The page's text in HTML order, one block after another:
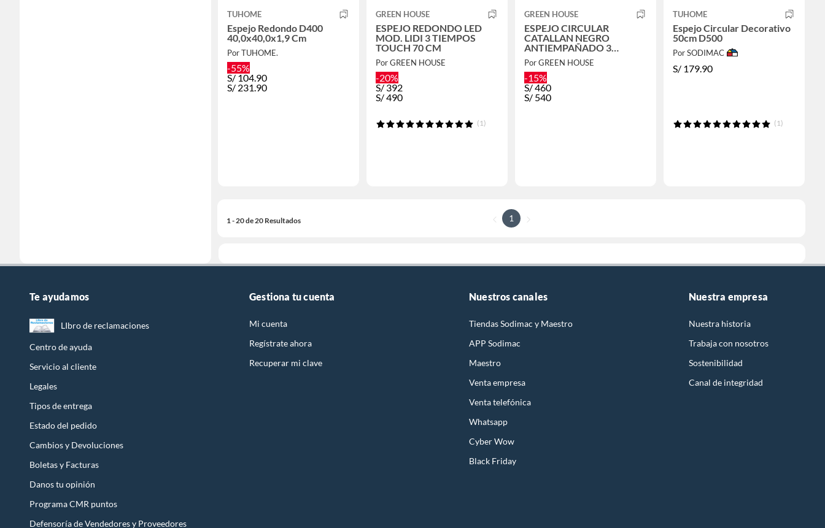
TUHOME
Espejo Redondo D400
40,0x40,0x1,9 Cm
Por TUHOME.
-55%
S/104.90
S/ 231.90
GREEN HOUSE
ESPEJO REDONDO LED
MOD. LIDI 3 TIEMPOS
TOUCH 70 CM
Por GREEN HOUSE
-20%
S/392
S/490
(1)
GREEN HOUSE
ESPEJO CIRCULAR
CATALLAN NEGRO
ANTIEMPAÑADO 3
TIEMPOS TOUCH 60 CM
Por GREEN HOUSE
-15%
S/460
S/ 540
TUHOME
Espejo Circular Decorativo
50cm D500
Por SODIMAC
S/ 179.90
(1)
1 - 20 de 20 Resultados 1
Te ayudamos
LIbro de reclamaciones
Centro de ayuda
Servicio al cliente
Legales
Tipos de entrega
Estado del pedido
Cambios y Devoluciones
Boletas y Facturas
Danos tu opinión
Programa CMR puntos
Defensoría de Vendedores y Proveedores
Gestiona tu cuenta
Mi cuenta
Regístrate ahora
Recuperar mi clave
Nuestros canales
Tiendas Sodimac y Maestro
APP Sodimac
Maestro
Venta empresa
Venta telefónica
Whatsapp
Cyber Wow
Black Friday
Nuestra empresa
Nuestra historia
Trabaja con nosotros
Sostenibilidad
Canal de integridad